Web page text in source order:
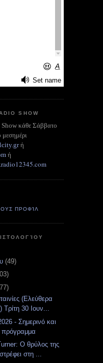
SHOW
κάθε Σάββατο
ή
ή
ΠΡΟΦΊΛ
(49)
(Ελεύθερα
Τρίτη 30 Ιουν...
- Σημερινό και
πρόγραμμα
Ο θρύλος της
στη ...